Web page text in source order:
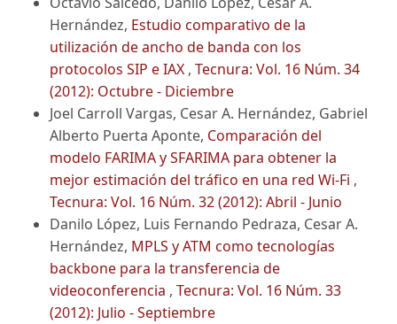
Hernández, Estudio comparativo de la
utilización de ancho de banda con los
protocolos SIP e IAX , Tecnura: Vol. 16 Núm. 34
(2012): Octubre - Diciembre
Joel Carroll Vargas, Cesar A. Hernández, Gabriel
Alberto Puerta Aponte, Comparación del
modelo FARIMA y SFARIMA para obtener la
mejor estimación del tráfico en una red Wi-Fi ,
Tecnura: Vol. 16 Núm. 32 (2012): Abril - Junio
Danilo López, Luis Fernando Pedraza, Cesar A.
Hernández, MPLS y ATM como tecnologías
backbone para la transferencia de
videoconferencia , Tecnura: Vol. 16 Núm. 33
(2012): Julio - Septiembre